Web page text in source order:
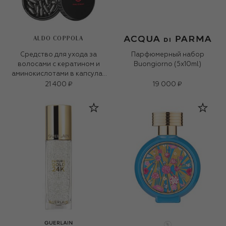
ALDO COPPOLA
Средство для ухода за
волосами с кератином и
аминокислотами в капсулах
(100&times;0.95ml)
21 400 ₽
Парфюмерный набор
Buongiorno (5x10ml)
19 000 ₽